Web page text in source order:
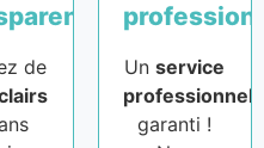
de
Unservice
professionnel
garanti !